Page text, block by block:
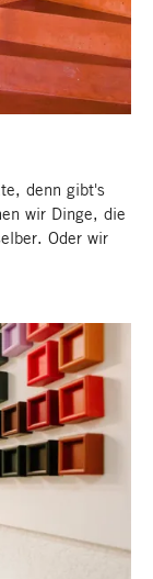
denn gibt's
wir Dinge, die
Oder wir